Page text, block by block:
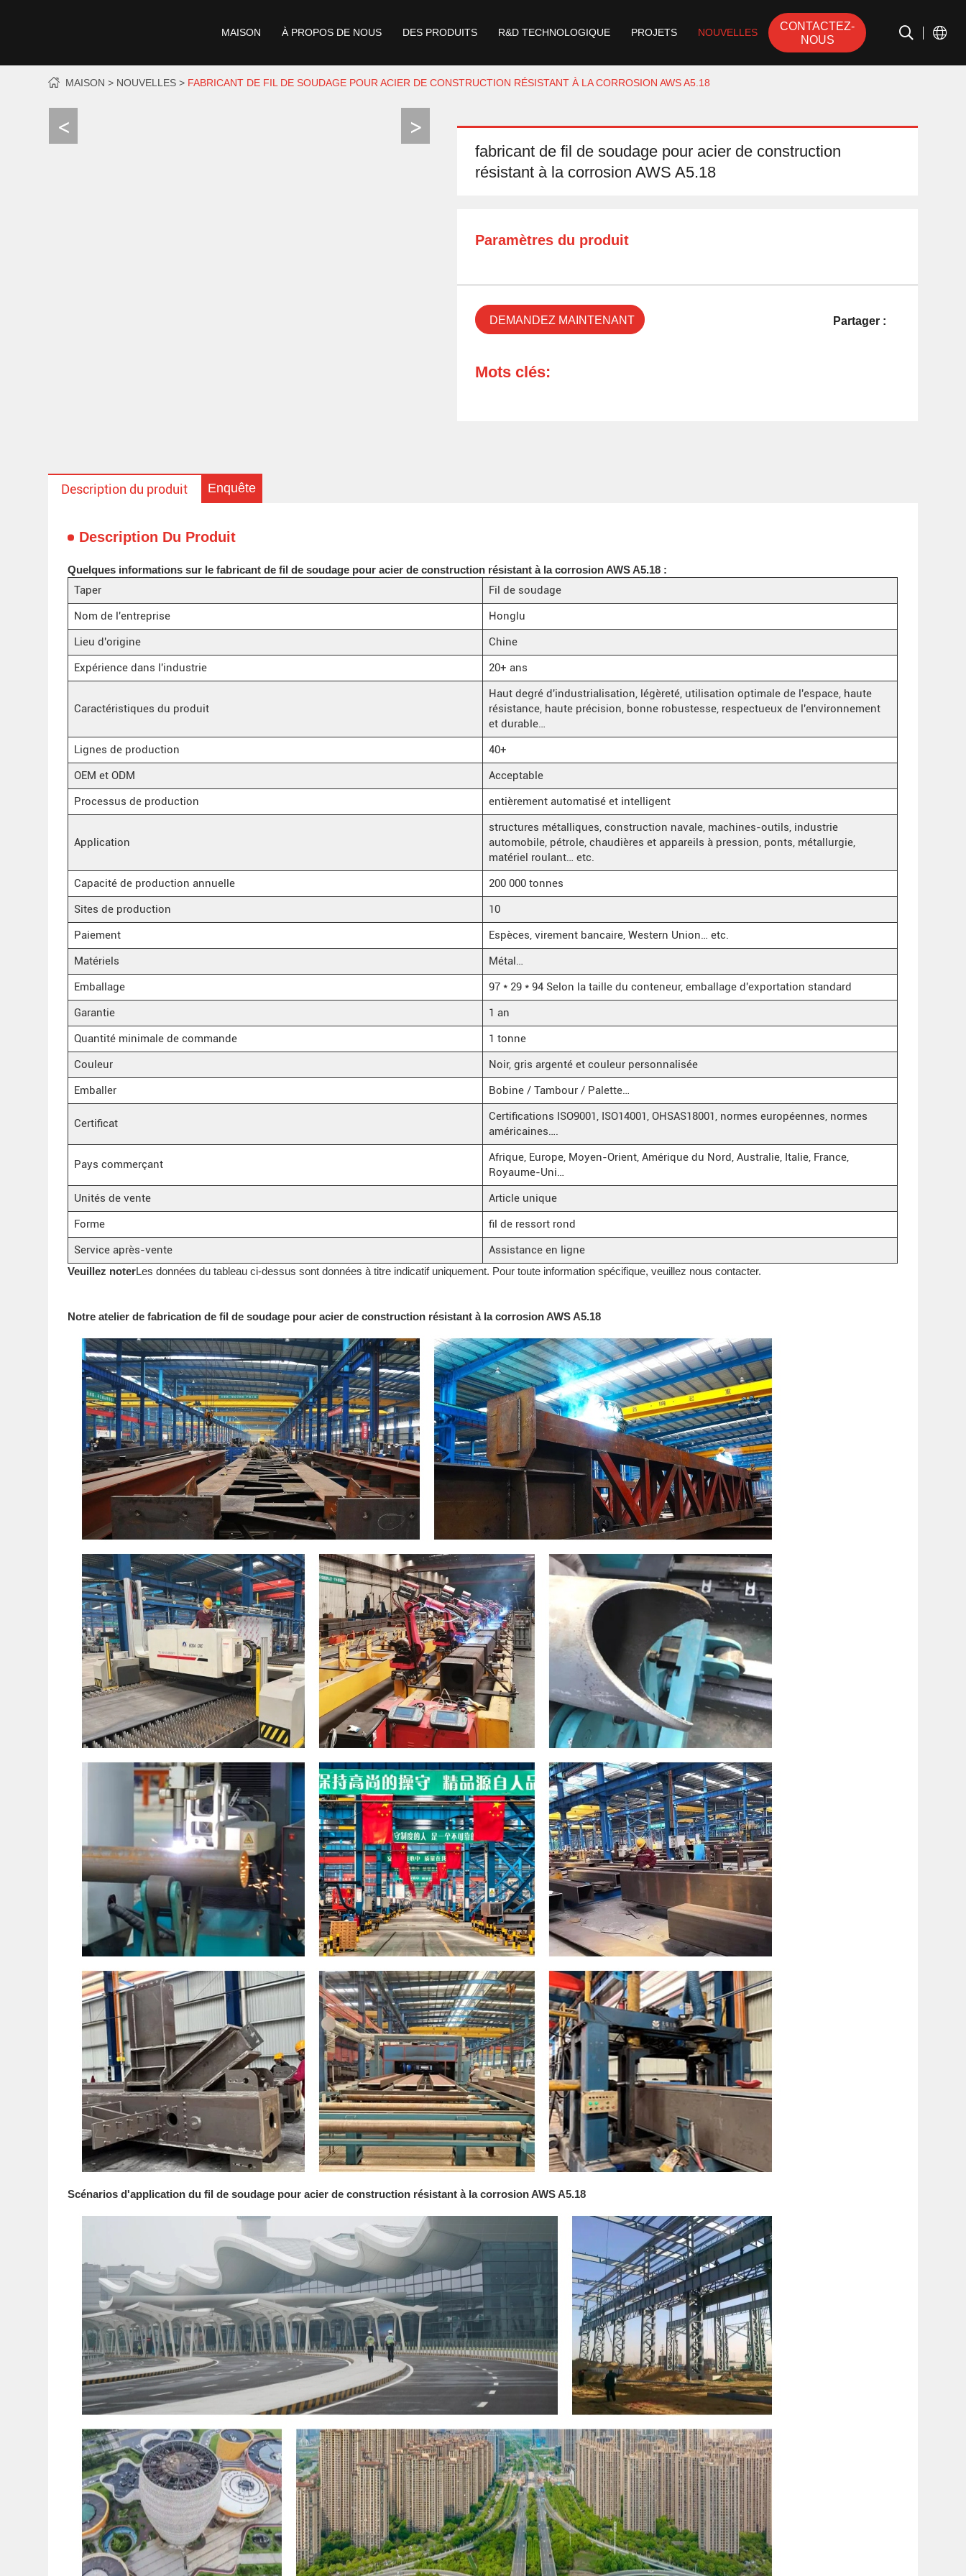
MAISON À PROPOS DE NOUS DES PRODUITS R&D TECHNOLOGIQUE PROJETS NOUVELLES
CONTACTEZ-
NOUS
MAISON NOUVELLES FABRICANT DE FIL DE SOUDAGE POUR ACIER DE CONSTRUCTION RÉSISTANT À LA CORROSION AWS A5.18
fabricant de fil de soudage pour acier de construction
résistant à la corrosion AWS A5.18
Paramètres du produit
DEMANDEZ MAINTENANT Partager :
Mots clés:
Description du produit Enquête
Description Du Produit
Quelques informations sur le fabricant de fil de soudage pour acier de construction résistant à la corrosion AWS A5.18 :
Taper
Fil de soudage
Nom de l'entreprise
Honglu
Lieu d'origine
Chine
Expérience dans l'industrie
20+ ans
Caractéristiques du produit
Haut degré d'industrialisation, légèreté, utilisation optimale de l'espace, haute
résistance, haute précision, bonne robustesse, respectueux de l'environnement
et durable…
Lignes de production
40+
OEM et ODM
Acceptable
Processus de production
entièrement automatisé et intelligent
Application
structures métalliques, construction navale, machines-outils, industrie
automobile, pétrole, chaudières et appareils à pression, ponts, métallurgie,
matériel roulant… etc.
Capacité de production annuelle
200 000 tonnes
Sites de production
10
Paiement
Espèces, virement bancaire, Western Union… etc.
Matériels
Métal…
Emballage
97 * 29 * 94 Selon la taille du conteneur, emballage d'exportation standard
Garantie
1 an
Quantité minimale de commande
1 tonne
Couleur
Noir, gris argenté et couleur personnalisée
Emballer
Bobine / Tambour / Palette…
Certificat
Certifications ISO9001, ISO14001, OHSAS18001, normes européennes, normes
américaines….
Pays commerçant
Afrique, Europe, Moyen-Orient, Amérique du Nord, Australie, Italie, France,
Royaume-Uni…
Unités de vente
Article unique
Forme
fil de ressort rond
Service après-vente
Assistance en ligne
Veuillez noterLes données du tableau ci-dessus sont données à titre indicatif uniquement. Pour toute information spécifique, veuillez nous contacter.
Notre atelier de fabrication de fil de soudage pour acier de construction résistant à la corrosion AWS A5.18
Scénarios d'application du fil de soudage pour acier de construction résistant à la corrosion AWS A5.18